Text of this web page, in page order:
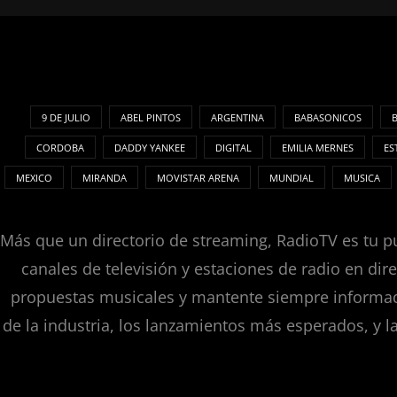
9 DE JULIO ABEL PINTOS ARGENTINA BABASONICOS
CORDOBA DADDY YANKEE DIGITAL EMILIA MERNES
MEXICO MIRANDA MOVISTAR ARENA MUNDIAL MUSICA
Más que un directorio de streaming, RadioTV es
canales de televisión y estaciones de radio en
propuestas musicales y mantente siempre
de la industria, los lanzamientos más esperados, y